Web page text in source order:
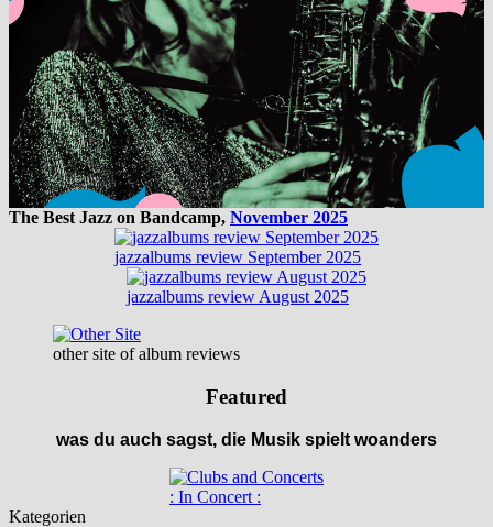
The Best Jazz on Bandcamp, November 2025
jazzalbums review September 2025
jazzalbums review August 2025
other site of album reviews
Featured
was du auch sagst, die Musik spielt woanders
: In Concert :
Kategorien